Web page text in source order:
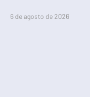
6 de agosto de 2026